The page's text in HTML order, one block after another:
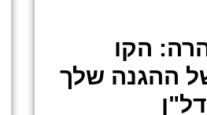
הקו
ההגנה שלך